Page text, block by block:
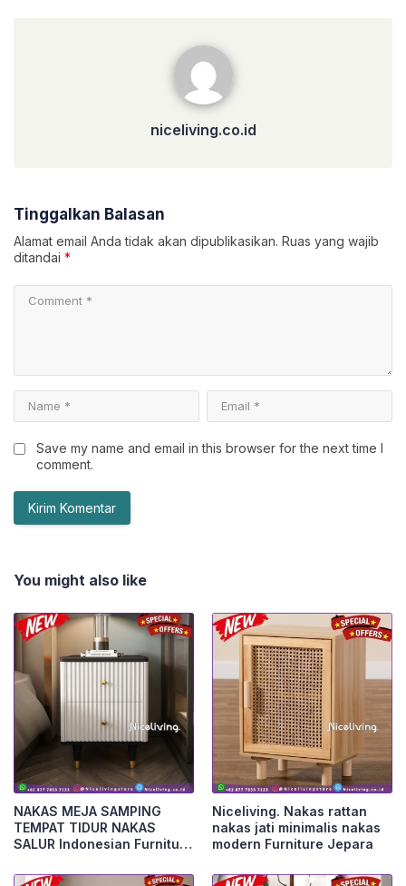
niceliving.co.id
Tinggalkan Balasan
Alamat email Anda tidak akan dipublikasikan. Ruas yang wajib
ditandai *
Save my name and email in this browser for the next time I
comment.
You might also like
NAKAS MEJA SAMPING
TEMPAT TIDUR NAKAS
SALUR Indonesian Furniture
Niceliving. Nakas rattan
nakas jati minimalis nakas
modern Furniture Jepara